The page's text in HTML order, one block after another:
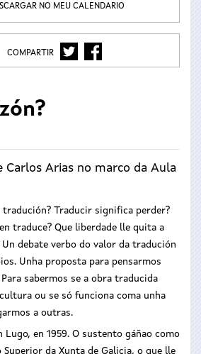
NO MEU CALENDARIO
COMPARTIR TWITTERFACEBOOK
Carlos Arias no marco da Aula
tradución? Traducir significa perder?
traduce? Que liberdade lle quita a
debate verbo do valor da tradución
Unha proposta para pensarmos
sabermos se a obra traducida
ou se só funciona coma unha
a outras.
Lugo, en 1959. O sustento gáñao como
da Xunta de Galicia, o que lle